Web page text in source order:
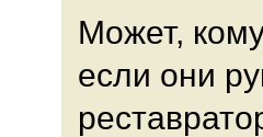
Может,
если они